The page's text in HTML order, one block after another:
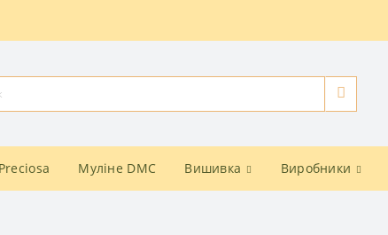
Муліне DMC Вишивка Виробники